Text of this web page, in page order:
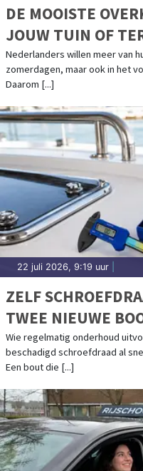
DE MOOISTE
JOUW TUIN OF
Nederlanders willen meer van
zomerdagen, maar ook in het
Daarom [...]
22 juli 2026, 9:19 uur
ZELF
TWEE NIEUWE
BOOTONDERHOUD
Wie regelmatig onderhoud
beschadigd schroefdraad al
Een bout die [...]